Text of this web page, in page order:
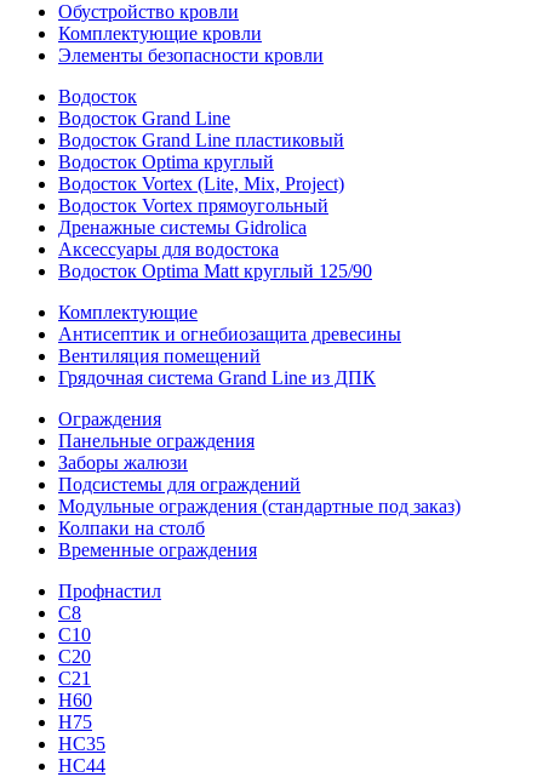
Обустройство кровли
Комплектующие кровли
Элементы безопасности кровли
Водосток
Водосток Grand Line
Водосток Grand Line пластиковый
Водосток Optima круглый
Водосток Vortex (Lite, Mix, Project)
Водосток Vortex прямоугольный
Дренажные системы Gidrolica
Аксессуары для водостока
Водосток Optima Matt круглый 125/90
Комплектующие
Антисептик и огнебиозащита древесины
Вентиляция помещений
Грядочная система Grand Line из ДПК
Ограждения
Панельные ограждения
Заборы жалюзи
Подсистемы для ограждений
Модульные ограждения (стандартные под заказ)
Колпаки на столб
Временные ограждения
Профнастил
С8
С10
С20
С21
H60
H75
HС35
НС44